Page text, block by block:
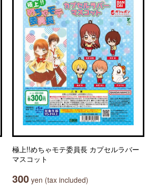
極上!!めちゃモテ委員長 カプセルラバー
マスコット
300 yen (tax included)